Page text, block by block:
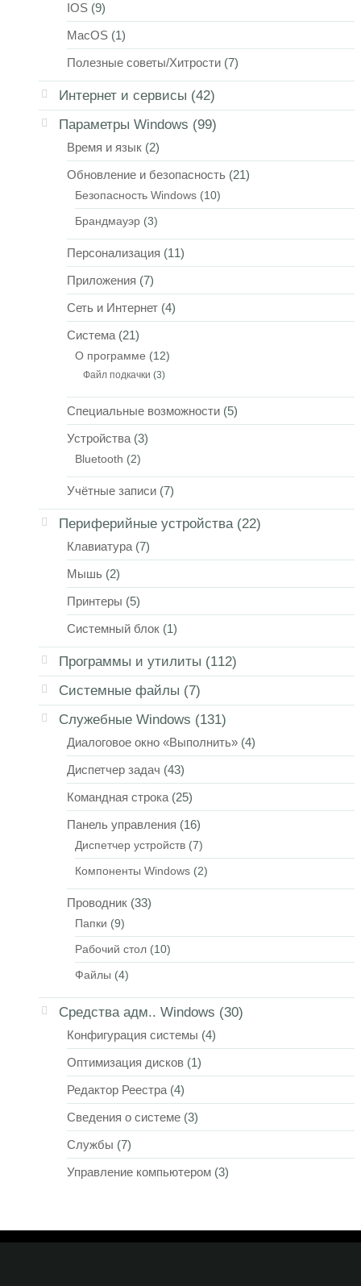
IOS (9)
MacOS (1)
Полезные советы/Хитрости (7)
Интернет и сервисы (42)
Параметры Windows (99)
Время и язык (2)
Обновление и безопасность (21)
Безопасность Windows (10)
Брандмауэр (3)
Персонализация (11)
Приложения (7)
Сеть и Интернет (4)
Система (21)
О программе (12)
Файл подкачки (3)
Специальные возможности (5)
Устройства (3)
Bluetooth (2)
Учётные записи (7)
Периферийные устройства(22)
Клавиатура (7)
Мышь (2)
Принтеры (5)
Системный блок (1)
Программы и утилиты (112)
Системные файлы (7)
Служебные Windows (131)
Диалоговое окно «Выполнить» (4)
Диспетчер задач (43)
Командная строка (25)
Панель управления (16)
Диспетчер устройств (7)
Компоненты Windows (2)
Проводник (33)
Папки (9)
Рабочий стол (10)
Файлы (4)
Средства адм.. Windows (30)
Конфигурация системы (4)
Оптимизация дисков (1)
Редактор Реестра (4)
Сведения о системе (3)
Службы (7)
Управление компьютером (3)